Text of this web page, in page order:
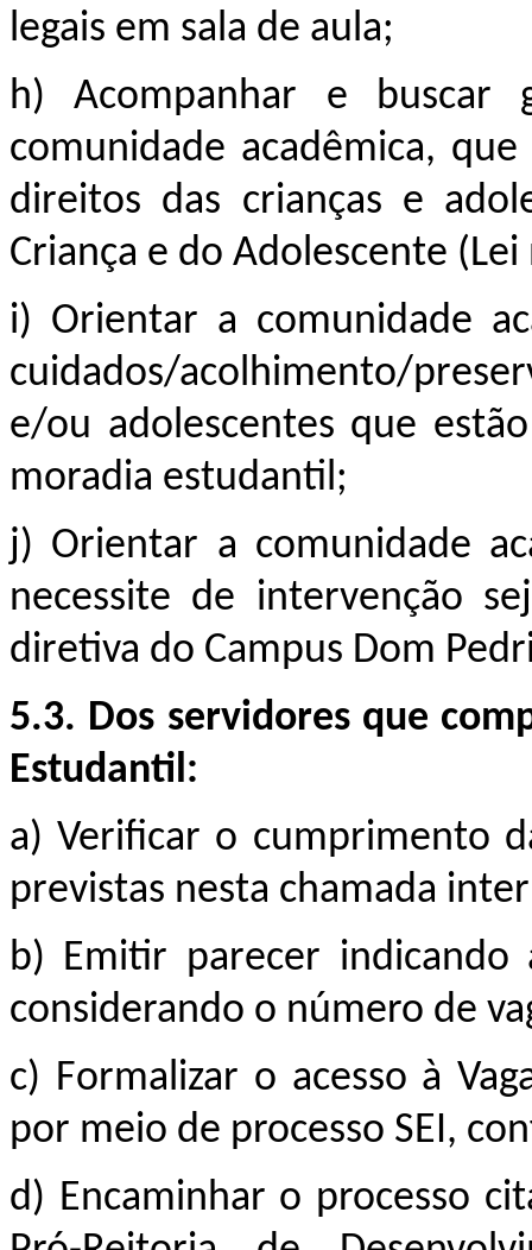
legais em sala de aula;
h) Acompanhar e buscar
comunidade acadêmica,
direitos das crianças e
Criança e do Adolescente
i) Orientar a comunidade
cuidados/acolhimento/
e/ou adolescentes que
moradia estudantil;
j) Orientar a comunidade
necessite de intervenção
diretiva do Campus Dom
5.3. Dos servidores que
Estudantil:
a) Verificar o cumprimento
previstas nesta chamada
b) Emitir parecer indicando
considerando o número de
c) Formalizar o acesso à
por meio de processo SEI,
d) Encaminhar o processo